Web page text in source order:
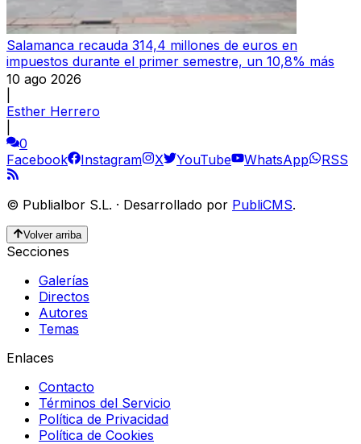
Salamanca recauda 314,4 millones de euros en
impuestos durante el primer semestre, un 10,8% más
10 ago 2026
Esther Herrero
0
Facebook
Instagram X YouTube WhatsApp RSS
© Publialbor S.L. · Desarrollado por PubliCMS.
Volver arriba
Secciones
Galerías
Directos
Autores
Temas
Enlaces
Contacto
Términos del Servicio
Política de Privacidad
Política de Cookies